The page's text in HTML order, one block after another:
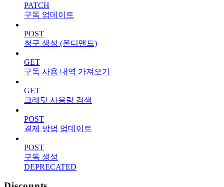
PATCH
구독 업데이트
POST
청구 생성 (온디맨드)
GET
구독 사용 내역 가져오기
GET
크레딧 사용량 검색
POST
결제 방법 업데이트
POST
구독 생성
DEPRECATED